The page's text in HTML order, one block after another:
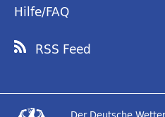
Hilfe/FAQ
RSS Feed